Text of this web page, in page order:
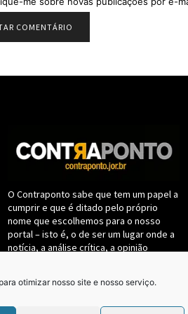
otimizar nosso site e nosso serviço.
O Contraponto sabe que tem um papel a
cumprir e que é ditado pelo próprio
nome que escolhemos para o nosso
portal – isto é, o de ser um lugar onde a
notícia, a análise crítica, a opinião
submeter a um só critério: a de